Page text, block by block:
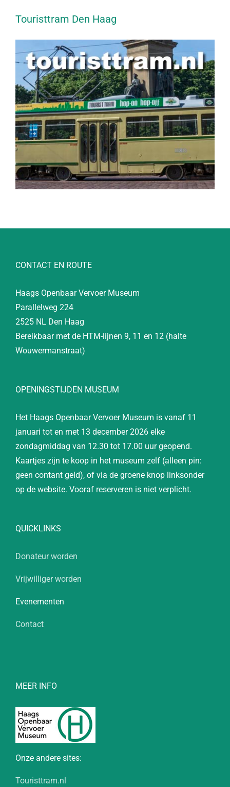
Touristtram Den Haag
CONTACT EN ROUTE
Haags Openbaar Vervoer Museum
Parallelweg 224
2525 NL Den Haag
Bereikbaar met de HTM-lijnen 9, 11 en 12 (halte
Wouwermanstraat)
OPENINGSTIJDEN MUSEUM
Het Haags Openbaar Vervoer Museum is vanaf 11
januari tot en met 13 december 2026 elke
zondagmiddag van 12.30 tot 17.00 uur geopend.
Kaartjes zijn te koop in het museum zelf (alleen pin:
geen contant geld), of via de groene knop linksonder
op de website. Vooraf reserveren is niet verplicht.
QUICKLINKS
Donateur worden
Vrijwilliger worden
Evenementen
Contact
MEER INFO
Onze andere sites:
Touristtram.nl